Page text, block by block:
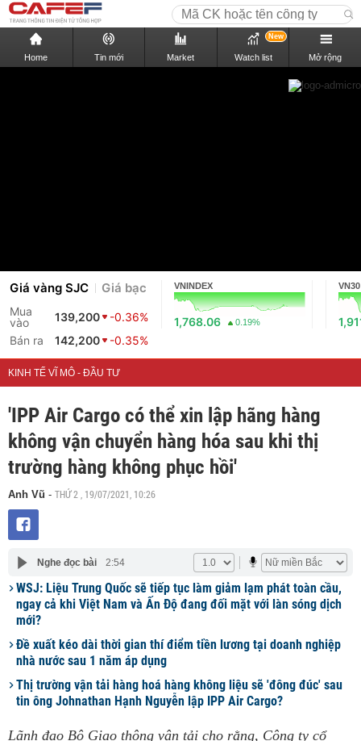
Home Tin mới Market Watch list
New
Mở rộng
Giá vàng SJC Giá bạc
Mua
vào
139,200
-0.36%
Bán ra
142,200 -0.35%
VNINDEX
1,768.06 0.19%
VN30
KINH TẾ VĨ MÔ - ĐẦU TƯ
'IPP Air Cargo có thể xin lập hãng hàng
không vận chuyển hàng hóa sau khi thị
trường hàng không phục hồi'
Anh Vũ - THỨ 2 , 19/07/2021, 10:26
Nghe đọc bài 2:54
WSJ: Liệu Trung Quốc sẽ tiếp tục làm giảm lạm phát toàn cầu,
ngay cả khi Việt Nam và Ấn Độ đang đối mặt với làn sóng dịch
mới?
Đề xuất kéo dài thời gian thí điểm tiền lương tại doanh nghiệp
nhà nước sau 1 năm áp dụng
Thị trường vận tải hàng hoá hàng không liệu sẽ 'đông đúc' sau
tin ông Johnathan Hạnh Nguyễn lập IPP Air Cargo?
Lãnh đạo Bộ Giao thông vận tải cho rằng, Công ty cổ